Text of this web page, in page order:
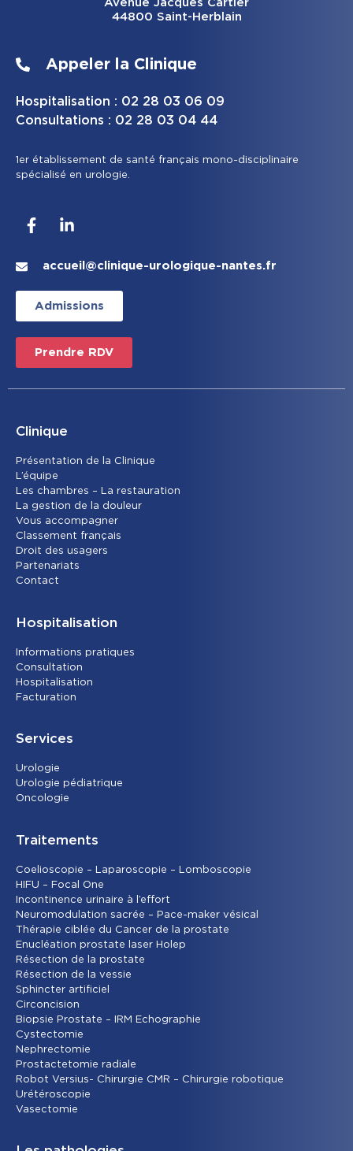
Avenue Jacques Cartier
44800 Saint-Herblain
Appeler la Clinique
Hospitalisation : 02 28 03 06 09
Consultations : 02 28 03 04 44
1er établissement de santé français mono-disciplinaire
spécialisé en urologie.
accueil@clinique-urologique-nantes.fr
Admissions
Prendre RDV
Clinique
Présentation de la Clinique
L’équipe
Les chambres – La restauration
La gestion de la douleur
Vous accompagner
Classement français
Droit des usagers
Partenariats
Contact
Hospitalisation
Informations pratiques
Consultation
Hospitalisation
Facturation
Services
Urologie
Urologie pédiatrique
Oncologie
Traitements
Coelioscopie – Laparoscopie – Lomboscopie
HIFU – Focal One
Incontinence urinaire à l’effort
Neuromodulation sacrée – Pace-maker vésical
Thérapie ciblée du Cancer de la prostate
Enucléation prostate laser Holep
Résection de la prostate
Résection de la vessie
Sphincter artificiel
Circoncision
Biopsie Prostate – IRM Echographie
Cystectomie
Nephrectomie
Prostactetomie radiale
Robot Versius- Chirurgie CMR – Chirurgie robotique
Urétéroscopie
Vasectomie